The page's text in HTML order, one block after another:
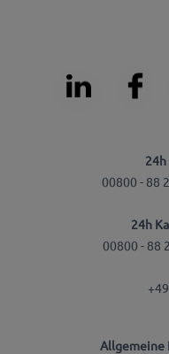
00800 - 88
24h
00800 - 88
Allgemeine